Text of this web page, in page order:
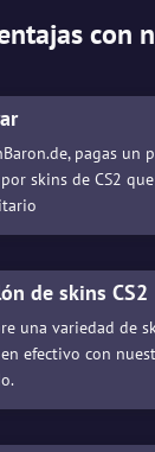
con
pagas un
skins de CS2
de skins CS2
una variedad de
efectivo con